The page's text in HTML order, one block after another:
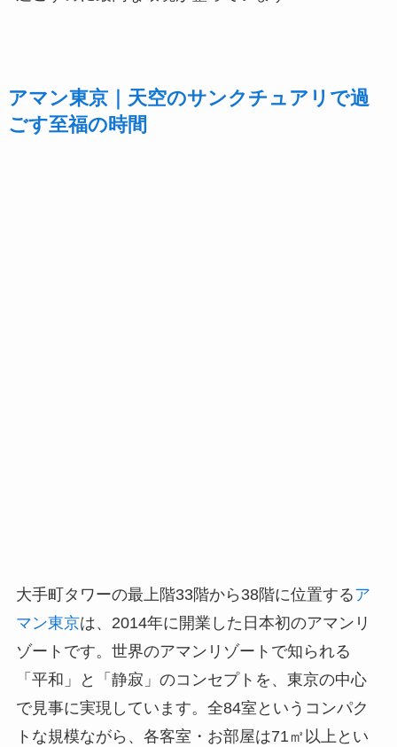
アマン東京｜天空のサンクチュアリで過
ごす至福の時間
大手町タワーの最上階33階から38階に位置するア
マン東京は、2014年に開業した日本初のアマンリ
ゾートです。世界のアマンリゾートで知られる
「平和」と「静寂」のコンセプトを、東京の中心
で見事に実現しています。全84室というコンパク
トな規模ながら、各客室・お部屋は71㎡以上とい